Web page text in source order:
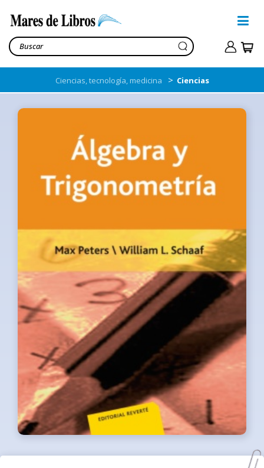
Ciencias, tecnología, medicina > Ciencias